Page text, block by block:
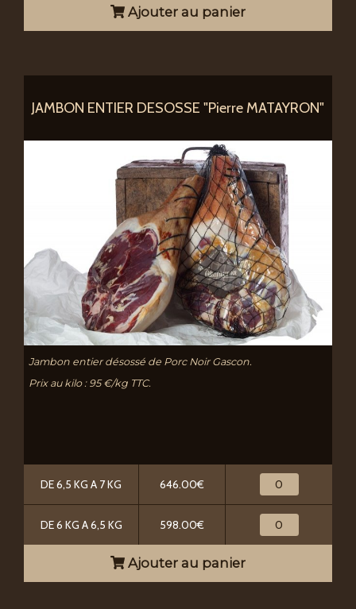
Ajouter au panier
JAMBON ENTIER DESOSSE "Pierre MATAYRON"
Jambon entier désossé de Porc Noir Gascon.
Prix au kilo : 95 €/kg TTC.
DE 6,5 KG A 7 KG 646.00€
DE 6 KG A 6,5 KG 598.00€
Ajouter au panier